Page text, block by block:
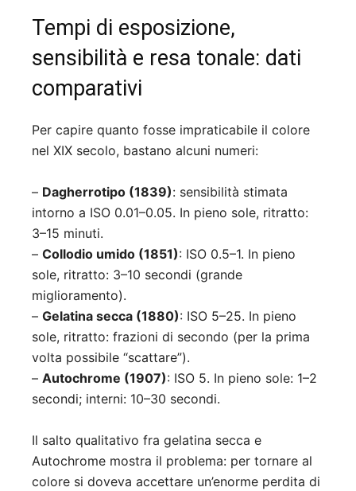
Tempi di esposizione,
sensibilità e resa tonale: dati
comparativi
Per capire quanto fosse impraticabile il colore
nel XIX secolo, bastano alcuni numeri:
– Dagherrotipo (1839): sensibilità stimata
intorno a ISO 0.01–0.05. In pieno sole, ritratto:
3–15 minuti.
– Collodio umido (1851): ISO 0.5–1. In pieno
sole, ritratto: 3–10 secondi (grande
miglioramento).
– Gelatina secca (1880): ISO 5–25. In pieno
sole, ritratto: frazioni di secondo (per la prima
volta possibile “scattare”).
– Autochrome (1907): ISO 5. In pieno sole: 1–2
secondi; interni: 10–30 secondi.
Il salto qualitativo fra gelatina secca e
Autochrome mostra il problema: per tornare al
colore si doveva accettare un’enorme perdita di